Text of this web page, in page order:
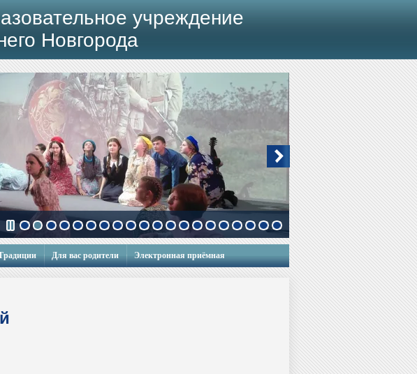
учреждение
Новгорода
Для вас родители Электронная приёмная